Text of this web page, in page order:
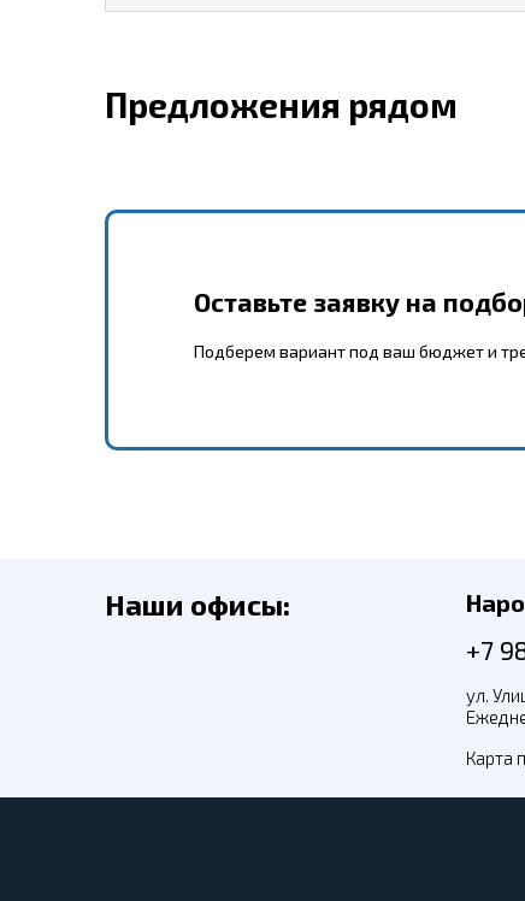
Предложения рядом
Оставьте заявку на
Подберем вариант под ваш бюджет и
Наши офисы:
+7
ул.
Карта